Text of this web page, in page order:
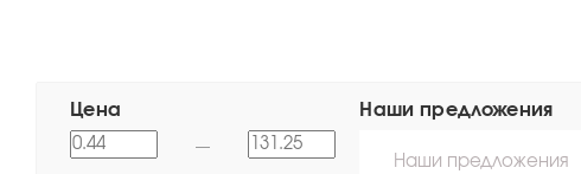
Цена Наши предложения
Наши предложения